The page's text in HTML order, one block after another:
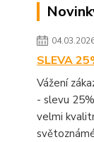
SLEVA
Vážení
- slevu
velmi